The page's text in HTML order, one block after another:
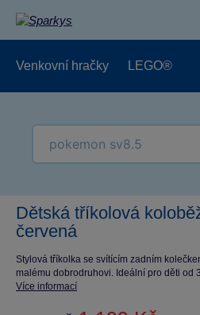
Venkovní hračky LEGO®
Dětská tříkolová
červená
Stylová tříkolka se svítícím zadním
malému dobrodruhovi. Ideální pro děti od
Více informací